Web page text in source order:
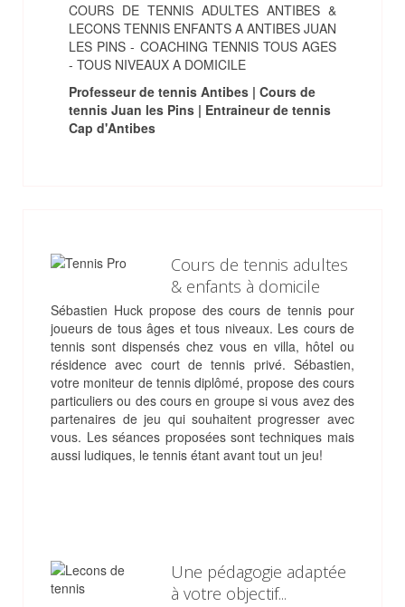
COURS DE TENNIS ADULTES ANTIBES &
LECONS TENNIS ENFANTS A ANTIBES JUAN
LES PINS - COACHING TENNIS TOUS AGES
- TOUS NIVEAUX A DOMICILE
Professeur de tennis Antibes | Cours de
tennis Juan les Pins | Entraineur de tennis
Cap d'Antibes
Cours de tennis adultes
& enfants à domicile
Sébastien Huck propose des cours de tennis pour
joueurs de tous âges et tous niveaux. Les cours de
tennis sont dispensés chez vous en villa, hôtel ou
résidence avec court de tennis privé. Sébastien,
votre moniteur de tennis diplômé, propose des cours
particuliers ou des cours en groupe si vous avez des
partenaires de jeu qui souhaitent progresser avec
vous. Les séances proposées sont techniques mais
aussi ludiques, le tennis étant avant tout un jeu!
Une pédagogie adaptée
à votre objectif...